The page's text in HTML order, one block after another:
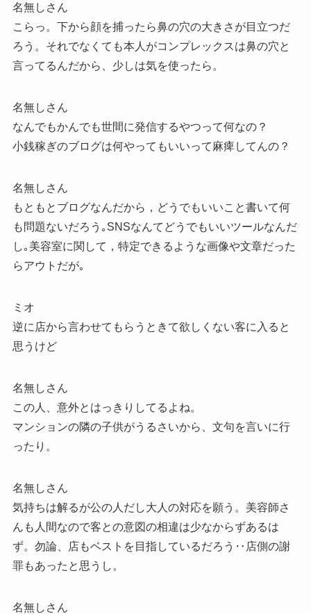
名無しさん
こらっ。下から顔を捕ったら鼻の穴の大きさが目立つだ
ろう。それでなくても本人がコンプレックスは鼻の穴と
言ってるんだから、少しは気を使ったら。
名無しさん
なんでもかんでも世間に発信するやつって何なの？
小銭稼ぎのブログは何やってもいいって麻痺してんの？
名無しさん
もともとブログなんだから，どうでもいいこと書いて何
も問題ないだろう｡SNSなんてどうでもいいツールなんだ
し｡美容室に関して，特定できるような画像や文章だった
らアウトだが｡
ミオ
逆に店から言わせてもらうときて欲しくない客に入ると
思うけど
名無しさん
この人、意外とはっきりしてるよね。
マンションの隣の子供がうるさいから、文句を言いに行
ったり。
名無しさん
気持ちは解るが公の人だし大人の対応を願う。美容師さ
んも人間なので客との意図の相違は少なからずあるは
ず。勿論、店もベストを目指しているだろう‥店側の謝
罪もあったと思うし。
名無しさん